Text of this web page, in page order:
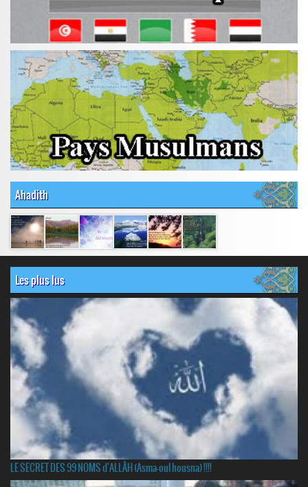
Ahadith
Les plus lus
LE SECRET DES 99 NOMS d'ALLÂH (Asma-oul housna) !!!!